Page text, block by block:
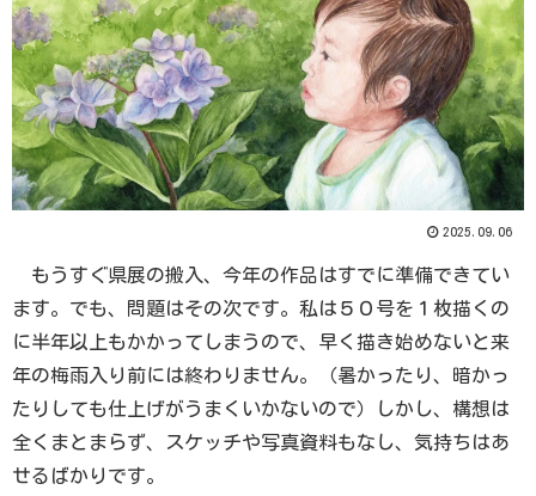
2025.09.06
もうすぐ県展の搬入、今年の作品はすでに準備できてい
ます。でも、問題はその次です。私は５０号を１枚描くの
に半年以上もかかってしまうので、早く描き始めないと来
年の梅雨入り前には終わりません。（暑かったり、暗かっ
たりしても仕上げがうまくいかないので）しかし、構想は
全くまとまらず、スケッチや写真資料もなし、気持ちはあ
せるばかりです。